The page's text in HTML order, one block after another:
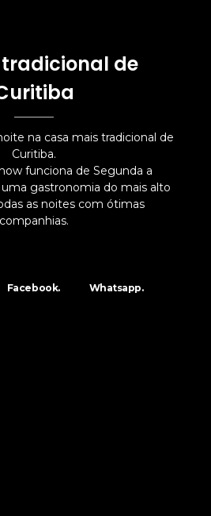
de
na casa mais tradicional de
Curitiba.
funciona de Segunda a
gastronomia do mais alto
as noites com ótimas
companhias.
Facebook. Whatsapp.